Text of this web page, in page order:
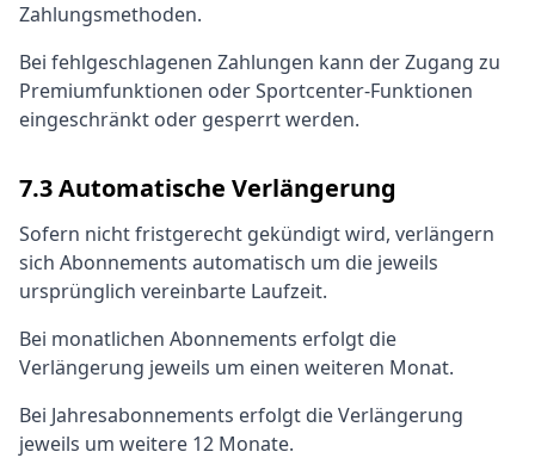
Zahlungsmethoden.
Bei fehlgeschlagenen Zahlungen kann der Zugang zu
Premiumfunktionen oder Sportcenter-Funktionen
eingeschränkt oder gesperrt werden.
7.3 Automatische Verlängerung
Sofern nicht fristgerecht gekündigt wird, verlängern
sich Abonnements automatisch um die jeweils
ursprünglich vereinbarte Laufzeit.
Bei monatlichen Abonnements erfolgt die
Verlängerung jeweils um einen weiteren Monat.
Bei Jahresabonnements erfolgt die Verlängerung
jeweils um weitere 12 Monate.